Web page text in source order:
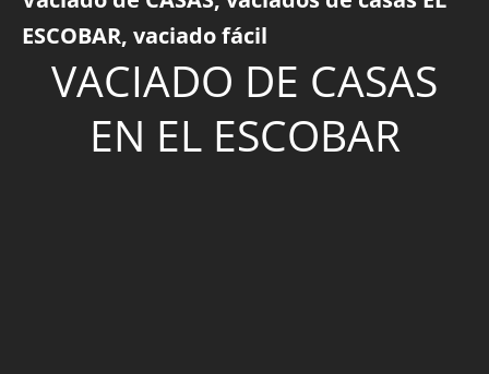
ESCOBAR, vaciado fácil
VACIADO DE CASAS
EN EL ESCOBAR